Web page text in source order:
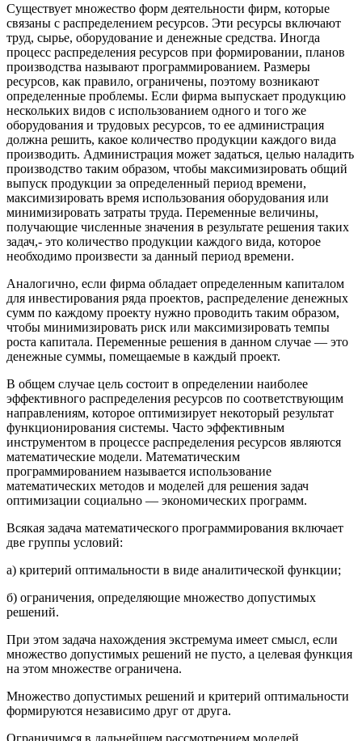
Существует множество форм деятельности фирм, которые
связаны с распределением ресурсов. Эти ресурсы включают
труд, сырье, оборудование и денежные средства. Иногда
процесс распределения ресурсов при формировании, планов
производства называют программированием. Размеры
ресурсов, как правило, ограничены, поэтому возникают
определенные проблемы. Если фирма выпускает продукцию
нескольких видов с использованием одного и того же
оборудования и трудовых ресурсов, то ее администрация
должна решить, какое количество продукции каждого вида
производить. Администрация может задаться, целью наладить
производство таким образом, чтобы максимизировать общий
выпуск продукции за определенный период времени,
максимизировать время использования оборудования или
минимизировать затраты труда. Переменные величины,
получающие численные значения в результате решения таких
задач,- это количество продукции каждого вида, которое
необходимо произвести за данный период времени.
Аналогично, если фирма обладает определенным капиталом
для инвестирования ряда проектов, распределение денежных
сумм по каждому проекту нужно проводить таким образом,
чтобы минимизировать риск или максимизировать темпы
роста капитала. Переменные решения в данном случае — это
денежные суммы, помещаемые в каждый проект.
В общем случае цель состоит в определении наиболее
эффективного распределения ресурсов по соответствующим
направлениям, которое оптимизирует некоторый результат
функционирования системы. Часто эффективным
инструментом в процессе распределения ресурсов являются
математические модели. Математическим
программированием называется использование
математических методов и моделей для решения задач
оптимизации социально — экономических программ.
Всякая задача математического программирования включает
две группы условий:
а) критерий оптимальности в виде аналитической функции;
б) ограничения, определяющие множество допустимых
решений.
При этом задача нахождения экстремума имеет смысл, если
множество допустимых решений не пусто, а целевая функция
на этом множестве ограничена.
Множество допустимых решений и критерий оптимальности
формируются независимо друг от друга.
Ограничимся в дальнейшем рассмотрением моделей